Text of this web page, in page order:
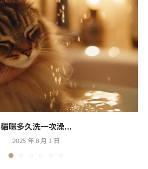
貓咪多久洗一次澡...
2025 年 8 月 1 日